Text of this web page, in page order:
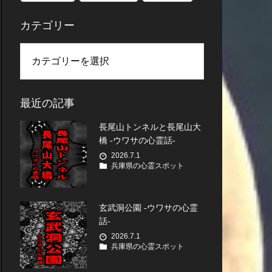
カテゴリー
最近の記事
長尾山トンネルと長尾山大
橋 -ウワサの心霊話-
2026.7.1
兵庫県の心霊スポット
玄武洞公園 -ウワサの心霊
話-
2026.7.1
兵庫県の心霊スポット